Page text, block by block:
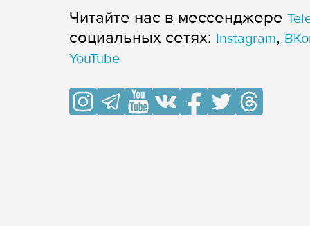
Читайте нас в мессенджере
cоциальных сетях: Instagram,
YouTube